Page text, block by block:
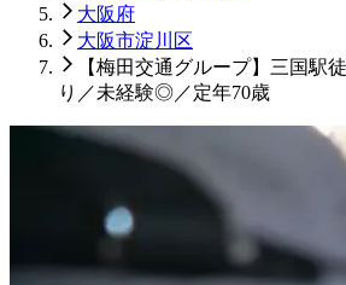
大阪府
大阪市淀川区
【梅田交通グループ】三国駅
り／未経験◎／定年70歳